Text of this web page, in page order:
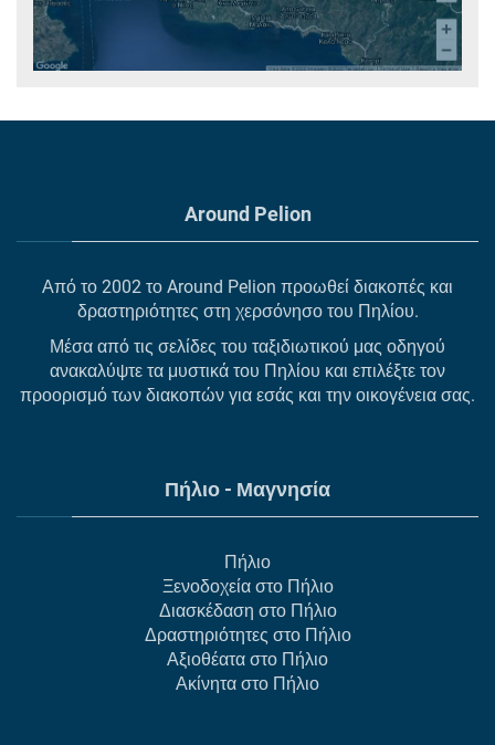
Around Pelion
Από το 2002 το Around Pelion προωθεί διακοπές και
δραστηριότητες στη χερσόνησο του Πηλίου.
Μέσα από τις σελίδες του ταξιδιωτικού μας οδηγού
ανακαλύψτε τα μυστικά του Πηλίου και επιλέξτε τον
προορισμό των διακοπών για εσάς και την οικογένεια σας.
Πήλιο - Μαγνησία
Πήλιο
Ξενοδοχεία στο Πήλιο
Διασκέδαση στο Πήλιο
Δραστηριότητες στο Πήλιο
Αξιοθέατα στο Πήλιο
Ακίνητα στο Πήλιο